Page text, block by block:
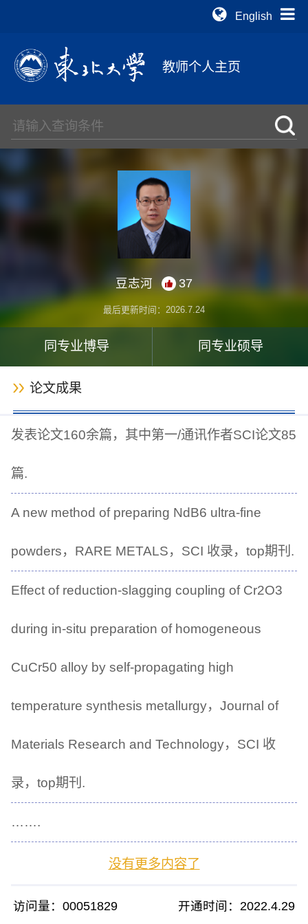
English
教师个人主页
豆志河 37
最后更新时间： 2026.7.24
同专业博导 同专业硕导
论文成果
发表论文160余篇，其中第一/通讯作者SCI论文85
篇.
A new method of preparing NdB6 ultra-fine
powders，RARE METALS，SCI 收录，top期刊.
Effect of reduction-slagging coupling of Cr2O3
during in-situ preparation of homogeneous
CuCr50 alloy by self-propagating high
temperature synthesis metallurgy，Journal of
Materials Research and Technology，SCI 收
录，top期刊.
…….
没有更多内容了
访问量：00051829 开通时间： 2022.4.29